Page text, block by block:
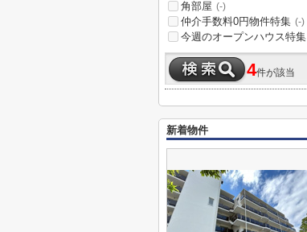
角部屋 (-)
仲介手数料0円物件特集 (-)
今週のオープンハウス特集
4件が該当
新着物件